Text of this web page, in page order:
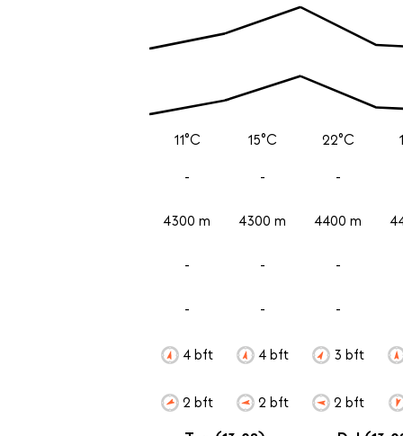
11°C
-
4300 m
-
-
4 bft
2 bft
15°C
-
4300 m
-
-
4 bft
2 bft
22°C
-
4400 m
-
-
3 bft
2 bft